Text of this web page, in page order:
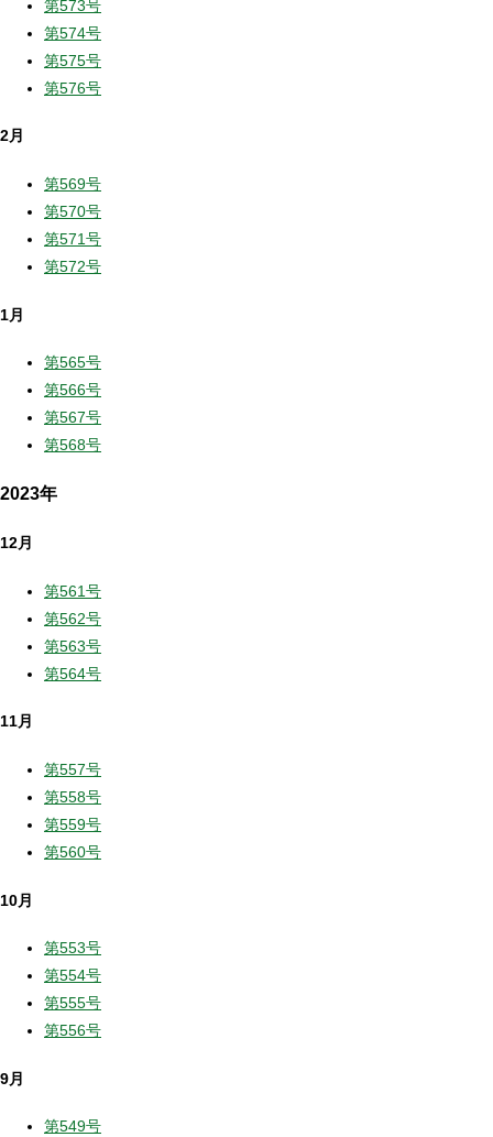
第573号
第574号
第575号
第576号
2月
第569号
第570号
第571号
第572号
1月
第565号
第566号
第567号
第568号
2023年
12月
第561号
第562号
第563号
第564号
11月
第557号
第558号
第559号
第560号
10月
第553号
第554号
第555号
第556号
9月
第549号